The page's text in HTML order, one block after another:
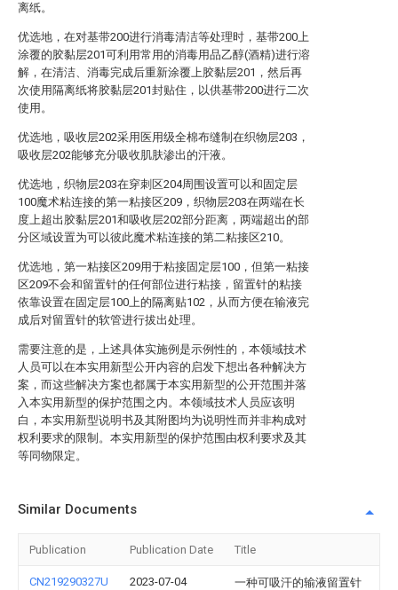
离纸。
优选地，在对基带200进行消毒清洁等处理时，基带200上
涂覆的胶黏层201可利用常用的消毒用品乙醇(酒精)进行溶
解，在清洁、消毒完成后重新涂覆上胶黏层201，然后再
次使用隔离纸将胶黏层201封贴住，以供基带200进行二次
使用。
优选地，吸收层202采用医用级全棉布缝制在织物层203，
吸收层202能够充分吸收肌肤渗出的汗液。
优选地，织物层203在穿刺区204周围设置可以和固定层
100魔术粘连接的第一粘接区209，织物层203在两端在长
度上超出胶黏层201和吸收层202部分距离，两端超出的部
分区域设置为可以彼此魔术粘连接的第二粘接区210。
优选地，第一粘接区209用于粘接固定层100，但第一粘接
区209不会和留置针的任何部位进行粘接，留置针的粘接
依靠设置在固定层100上的隔离贴102，从而方便在输液完
成后对留置针的软管进行拔出处理。
需要注意的是，上述具体实施例是示例性的，本领域技术
人员可以在本实用新型公开内容的启发下想出各种解决方
案，而这些解决方案也都属于本实用新型的公开范围并落
入本实用新型的保护范围之内。本领域技术人员应该明
白，本实用新型说明书及其附图均为说明性而并非构成对
权利要求的限制。本实用新型的保护范围由权利要求及其
等同物限定。
Similar Documents
Publication Publication Date Title
CN219290327U 2023-07-04
一种可吸汗的输液留置针